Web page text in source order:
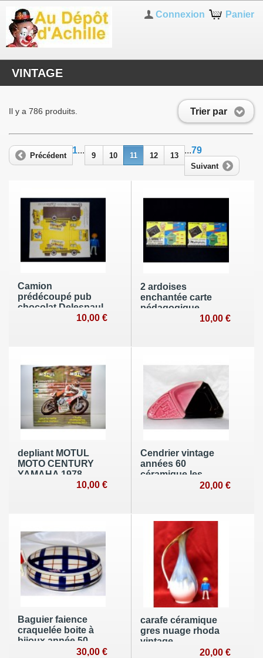
Panier
Connexion
VINTAGE
Trier par
Il y a 786 produits.
Précédent
1...
9 10 11 12 13
...79
Suivant
Camion
prédécoupé pub
chocolat Delespaul
havez Corona Laitta
10,00 €
2 ardoises
enchantée carte
pédagogique
DUNKERQUE10,00 €
depliant MOTUL
MOTO CENTURY
YAMAHA 1978
10,00 €
Cendrier vintage
années 60
céramique les
20,00 €
Baguier faience
craquelée boite à
bijoux année 50
30,00 €
carafe céramique
gres nuage rhoda
vintage
20,00 €